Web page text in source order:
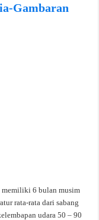
Gambaran
memiliki 6 bulan musim
rata-rata dari sabang
udara 50 – 90